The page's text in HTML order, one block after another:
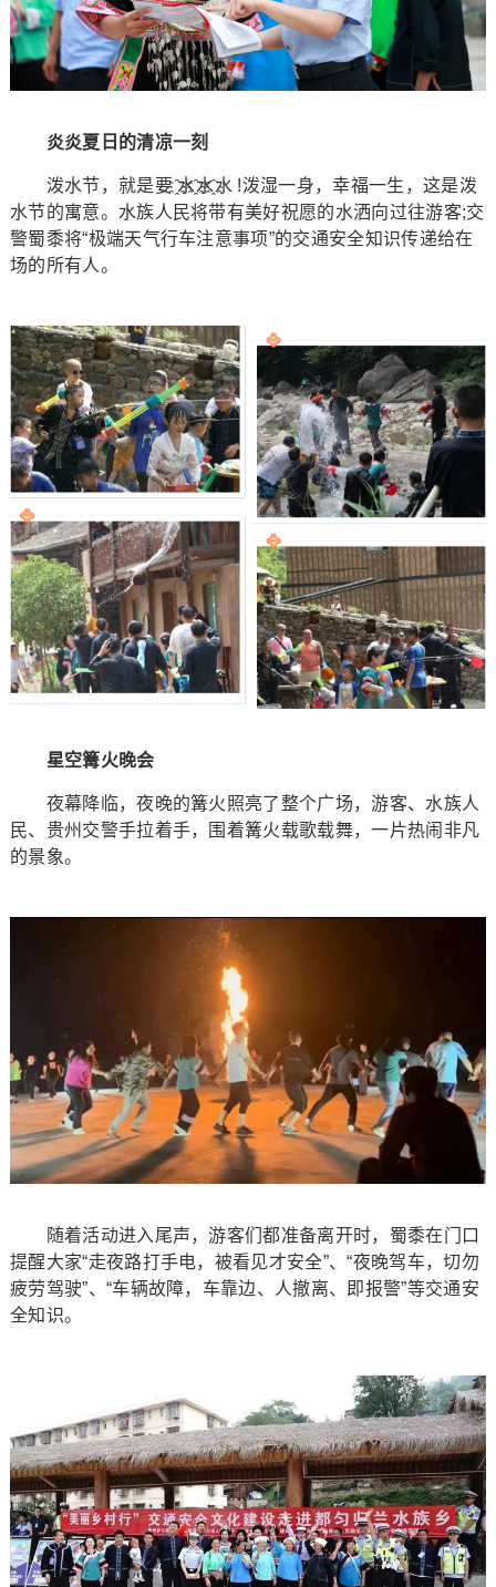
炎炎夏日的清凉一刻
泼水节，就是要 ҈水҈水҈水 !泼湿一身，幸福一生，这是泼
水节的寓意。水族人民将带有美好祝愿的水洒向过往游客;交
警蜀黍将“极端天气行车注意事项”的交通安全知识传递给在
场的所有人。
星空篝火晚会
夜幕降临，夜晚的篝火照亮了整个广场，游客、水族人
民、贵州交警手拉着手，围着篝火载歌载舞，一片热闹非凡
的景象。
随着活动进入尾声，游客们都准备离开时，蜀黍在门口
提醒大家“走夜路打手电，被看见才安全”、“夜晚驾车，切勿
疲劳驾驶”、“车辆故障，车靠边、人撤离、即报警”等交通安
全知识。